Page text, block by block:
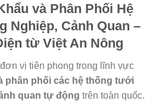
và Phân Phối Hệ
Nghiệp, Cảnh Quan –
từ Việt An Nông
vị tiên phong trong lĩnh vực
phân phối các hệ thống tưới
quan tự động trên toàn quốc.